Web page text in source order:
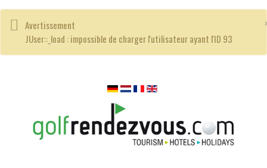
Avertissement
JUser::_load : impossible de charger l'utilisateur ayant l'ID 93